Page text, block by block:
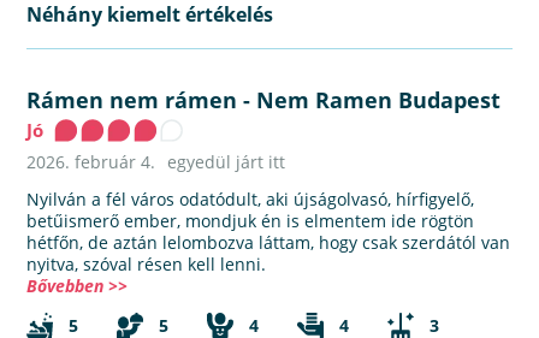
Néhány kiemelt értékelés
Rámen nem rámen - Nem Ramen Budapest
Jó
2026. február 4.
egyedül járt itt
Nyilván a fél város odatódult, aki újságolvasó, hírfigyelő,
betűismerő ember, mondjuk én is elmentem ide rögtön
hétfőn, de aztán lelombozva láttam, hogy csak szerdától van
nyitva, szóval résen kell lenni.
Bővebben >>
5
5 4 4
3